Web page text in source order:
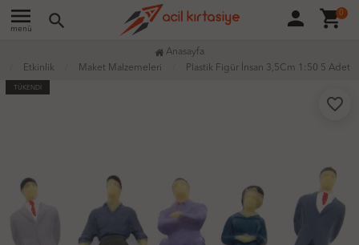
menu
menü search person shopping_cart
0
Anasayfa
Etkinlik
Maket Malzemeleri Plastik Figür İnsan 3,5Cm 1:50 5 Adet
TÜKENDİ
favorite_border